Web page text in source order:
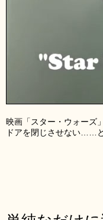
映画「スター・ウォーズ
ドアを閉じさせない……